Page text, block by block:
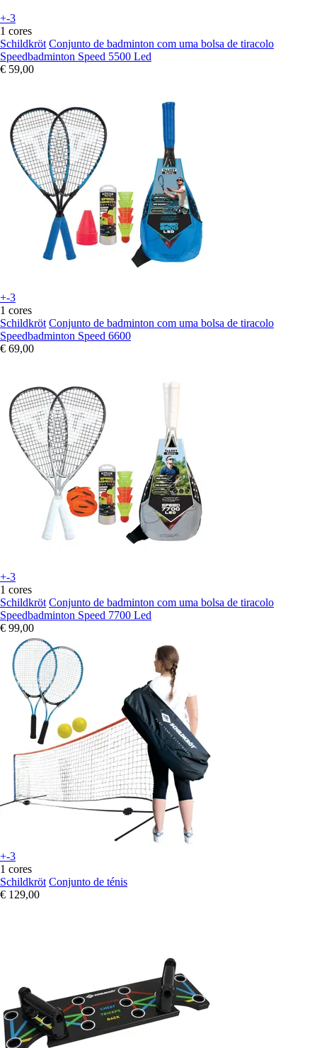
+-3
1 cores
Schildkröt Conjunto de badminton com uma bolsa de tiracolo
Speedbadminton Speed 5500 Led
€ 59,00
+-3
1 cores
Schildkröt Conjunto de badminton com uma bolsa de tiracolo
Speedbadminton Speed 6600
€ 69,00
+-3
1 cores
Schildkröt Conjunto de badminton com uma bolsa de tiracolo
Speedbadminton Speed 7700 Led
€ 99,00
+-3
1 cores
Schildkröt Conjunto de ténis
€ 129,00